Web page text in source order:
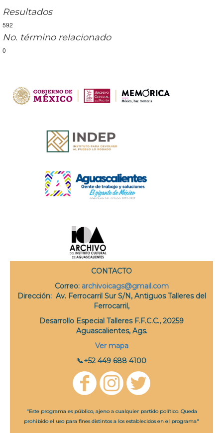
Resultados
592
No. término relacionado
0
CONTACTO
Correo: archivoicags@gmail.com
Dirección: Av. Ferrocarril Sur S/N, Antiguos Talleres del
Ferrocarril,
Desarrollo Especial Talleres F.F.C.C., 20259
Aguascalientes, Ags.
Ver mapa
📞+52 449 688 4100
"Este programa es público, ajeno a cualquier partido político. Queda
prohibido el uso para fines distintos a los establecidos en el programa"